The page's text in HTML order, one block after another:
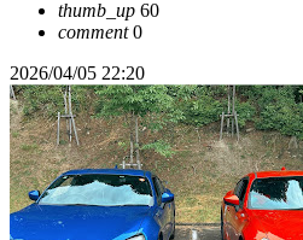
thumb_up 60
comment0
2026/04/05 22:20